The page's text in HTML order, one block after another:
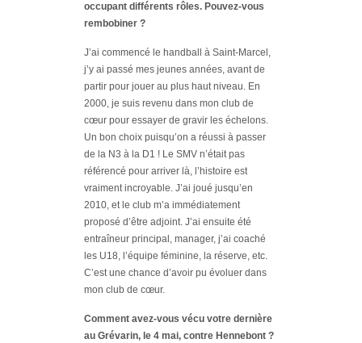
occupant différents rôles. Pouvez-vous
rembobiner ?
J’ai commencé le handball à Saint-Marcel,
j’y ai passé mes jeunes années, avant de
partir pour jouer au plus haut niveau. En
2000, je suis revenu dans mon club de
cœur pour essayer de gravir les échelons.
Un bon choix puisqu’on a réussi à passer
de la N3 à la D1 ! Le SMV n’était pas
référencé pour arriver là, l’histoire est
vraiment incroyable. J’ai joué jusqu’en
2010, et le club m’a immédiatement
proposé d’être adjoint. J’ai ensuite été
entraîneur principal, manager, j’ai coaché
les U18, l’équipe féminine, la réserve, etc.
C’est une chance d’avoir pu évoluer dans
mon club de cœur.
Comment avez-vous vécu votre dernière
au Grévarin, le 4 mai, contre Hennebont ?